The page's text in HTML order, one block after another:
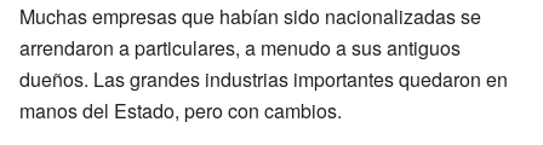
Muchas empresas que habían sido nacionalizadas se
arrendaron a particulares, a menudo a sus antiguos
dueños. Las grandes industrias importantes quedaron en
manos del Estado, pero con cambios.